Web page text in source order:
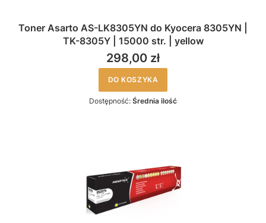
Toner Asarto AS-LK8305YN do Kyocera 8305YN |
TK-8305Y | 15000 str. | yellow
298,00 zł
DO KOSZYKA
Dostępność: Średnia ilość